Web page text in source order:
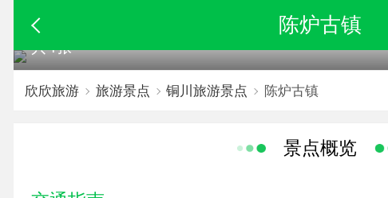
陈炉古镇
共4张
欣欣旅游 旅游景点 铜川旅游景点 陈炉古镇
景点概览